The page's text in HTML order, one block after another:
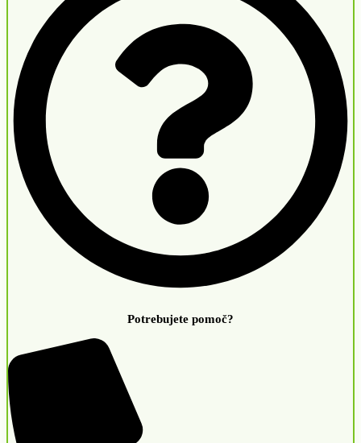
Potrebujete pomoč?